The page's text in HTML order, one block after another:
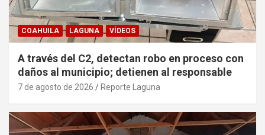
COAHUILA LAGUNA VÍDEOS
A través del C2, detectan robo en proceso con
daños al municipio; detienen al responsable
7 de agosto de 2026 Reporte Laguna